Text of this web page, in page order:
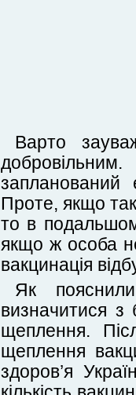
Варто
запланований
Проте, якщо
то в
якщо ж особа
вакцинація
Як
визначитися з
щеплення.
щеплення
здоров’я